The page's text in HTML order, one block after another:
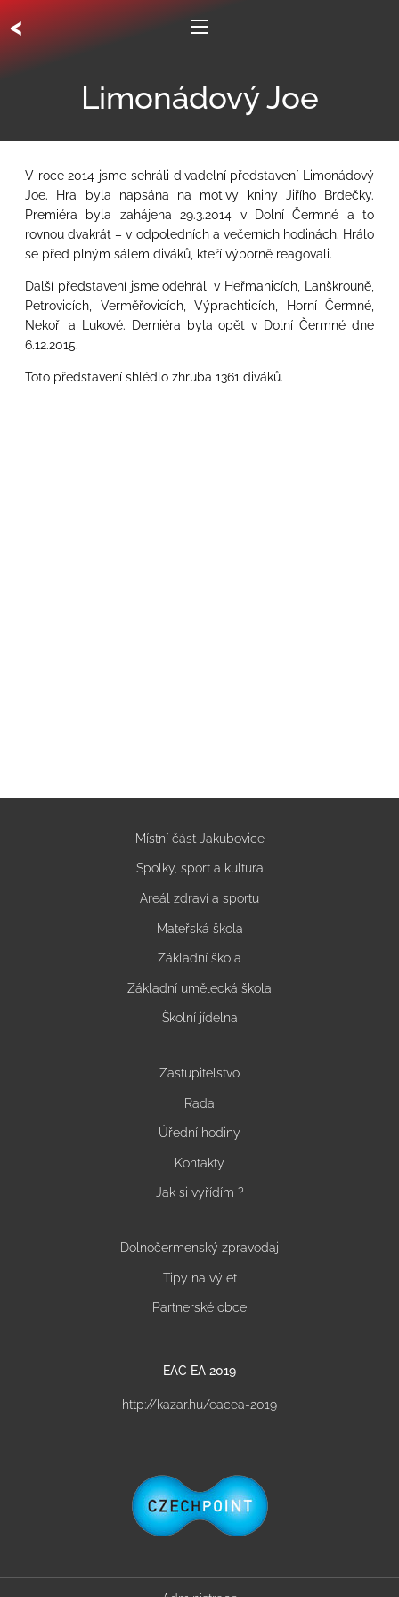
<
Limonádový Joe
V roce 2014 jsme sehráli divadelní představení Limonádový
Joe. Hra byla napsána na motivy knihy Jiřího Brdečky.
Premiéra byla zahájena 29.3.2014 v Dolní Čermné a to
rovnou dvakrát – v odpoledních a večerních hodinách. Hrálo
se před plným sálem diváků, kteří výborně reagovali.
Další představení jsme odehráli v Heřmanicích, Lanškrouně,
Petrovicích, Verměřovicích, Výprachticích, Horní Čermné,
Nekoři a Lukové. Derniéra byla opět v Dolní Čermné dne
6.12.2015.
Toto představení shlédlo zhruba 1361 diváků.
Místní část Jakubovice
Spolky, sport a kultura
Areál zdraví a sportu
Mateřská škola
Základní škola
Základní umělecká škola
Školní jídelna
Zastupitelstvo
Rada
Úřední hodiny
Kontakty
Jak si vyřídím ?
Dolnočermenský zpravodaj
Tipy na výlet
Partnerské obce
EAC EA 2019
http://kazar.hu/eacea-2019